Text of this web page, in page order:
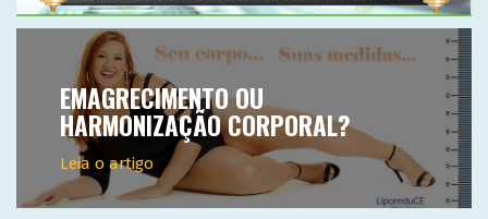
EMAGRECIMENTO OU
HARMONIZAÇÃO CORPORAL?
Leia o artigo